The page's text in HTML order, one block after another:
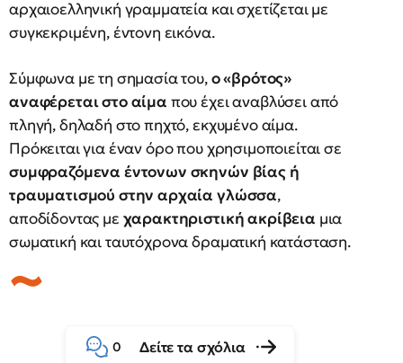
αρχαιοελληνική γραμματεία και σχετίζεται με
συγκεκριμένη, έντονη εικόνα.
Σύμφωνα με τη σημασία του,ο «βρότος»
αναφέρεται στο αίμα που έχει αναβλύσει από
πληγή, δηλαδή στο πηχτό, εκχυμένο αίμα.
Πρόκειται για έναν όρο που χρησιμοποιείται σε
συμφραζόμενα έντονων σκηνών βίας ή
τραυματισμού στην αρχαία γλώσσα,
αποδίδοντας με χαρακτηριστική ακρίβεια μια
σωματική και ταυτόχρονα δραματική κατάσταση.
0 Δείτε τα σχόλια